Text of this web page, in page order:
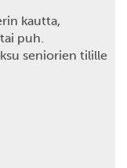
kautta,
tai puh.
seniorien tilille